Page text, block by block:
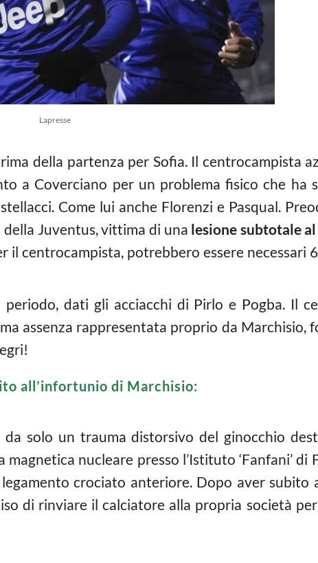
Lapresse
della partenza per Sofia. Il centrocampista
a Coverciano per un problema fisico che ha
Come lui anche Florenzi e Pasqual.
Juventus, vittima di una lesione subtotale al
il centrocampista, potrebbero essere necessari
dati gli acciacchi di Pirlo e Pogba. Il
assenza rappresentata proprio da Marchisio,
all’infortunio di Marchisio:
solo un trauma distorsivo del ginocchio
nucleare presso l’Istituto ‘Fanfani’ di
crociato anteriore. Dopo aver subito
di rinviare il calciatore alla propria società